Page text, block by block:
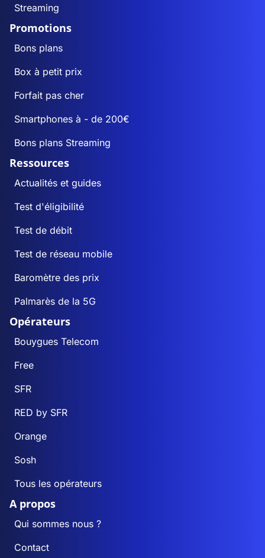
Streaming
Promotions
Bons plans
Box à petit prix
Forfait pas cher
Smartphones à - de 200€
Bons plans Streaming
Ressources
Actualités et guides
Test d'éligibilité
Test de débit
Test de réseau mobile
Baromètre des prix
Palmarès de la 5G
Opérateurs
Bouygues Telecom
Free
SFR
RED by SFR
Orange
Sosh
Tous les opérateurs
A propos
Qui sommes nous ?
Contact